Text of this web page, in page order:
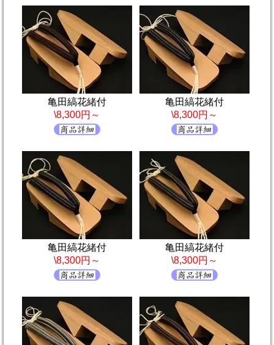
亀田縞花緒付
\8,300円～
亀田縞花緒付
\8,300円～
亀田縞花緒付
\8,300円～
亀田縞花緒付
\8,300円～